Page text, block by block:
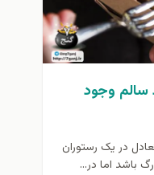
سالم وجود
در یک رستوران
باشد اما در...